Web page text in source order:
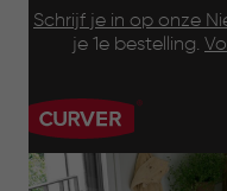
Schrijf je in op onze
je 1e bestelling.
Main
navigation
Footer